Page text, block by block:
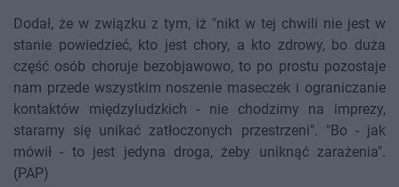
Dodał, że w związku z tym, iż "nikt w tej chwili nie jest w
stanie powiedzieć, kto jest chory, a kto zdrowy, bo duża
część osób choruje bezobjawowo, to po prostu pozostaje
nam przede wszystkim noszenie maseczek i ograniczanie
kontaktów międzyludzkich - nie chodzimy na imprezy,
staramy się unikać zatłoczonych przestrzeni". "Bo - jak
mówił - to jest jedyna droga, żeby uniknąć zarażenia".
(PAP)